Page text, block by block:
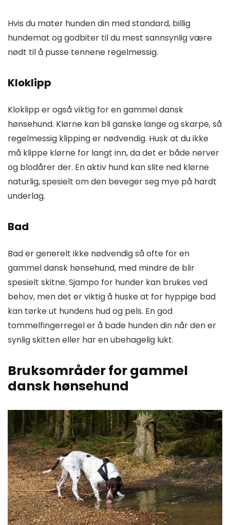
Hvis du mater hunden din med standard, billig
hundemat og godbiter til du mest sannsynlig være
nødt til å pusse tennene regelmessig.
Kloklipp
Kloklipp er også viktig for en gammel dansk
hønsehund. Klørne kan bli ganske lange og skarpe, så
regelmessig klipping er nødvendig. Husk at du ikke
må klippe klørne for langt inn, da det er både nerver
og blodårer der. En aktiv hund kan slite ned klørne
naturlig, spesielt om den beveger seg mye på hardt
underlag.
Bad
Bad er generelt ikke nødvendig så ofte for en
gammel dansk hønsehund, med mindre de blir
spesielt skitne. Sjampo for hunder kan brukes ved
behov, men det er viktig å huske at for hyppige bad
kan tørke ut hundens hud og pels. En god
tommelfingerregel er å bade hunden din når den er
synlig skitten eller har en ubehagelig lukt.
Bruksområder for gammel
dansk hønsehund